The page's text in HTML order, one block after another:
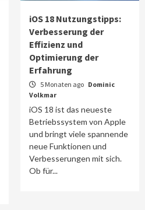
iOS 18 Nutzungstipps:
Verbesserung der
Effizienz und
Optimierung der
Erfahrung
5 Monaten ago Dominic
Volkmar
iOS 18 ist das neueste
Betriebssystem von Apple
und bringt viele spannende
neue Funktionen und
Verbesserungen mit sich.
Ob für...